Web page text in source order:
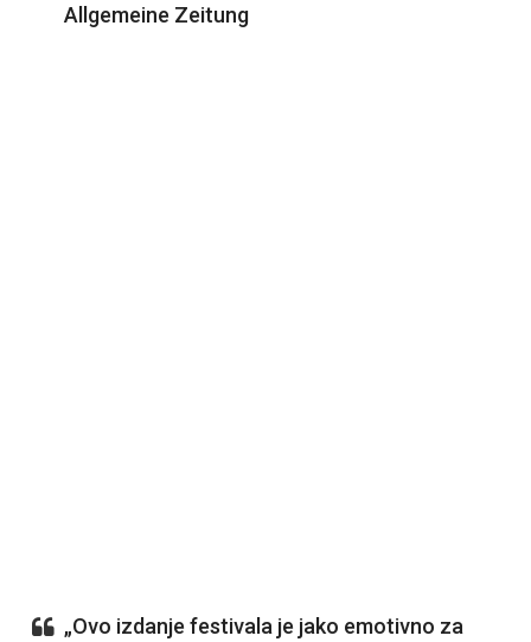
Allgemeine Zeitung
„Ovo izdanje festivala je jako emotivno za